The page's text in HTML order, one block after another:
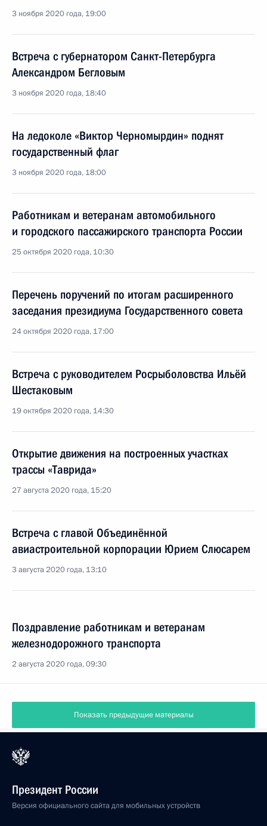
3 ноября 2020 года, 19:00
Встреча с губернатором Санкт-Петербурга
Александром Бегловым
3 ноября 2020 года, 18:40
На ледоколе «Виктор Черномырдин» поднят
государственный флаг
3 ноября 2020 года, 18:00
Работникам и ветеранам автомобильного
и городского пассажирского транспорта России
25 октября 2020 года, 10:30
Перечень поручений по итогам расширенного
заседания президиума Государственного совета
24 октября 2020 года, 17:00
Встреча с руководителем Росрыболовства Ильёй
Шестаковым
19 октября 2020 года, 14:30
Открытие движения на построенных участках
трассы «Таврида»
27 августа 2020 года, 15:20
Встреча с главой Объединённой
авиастроительной корпорации Юрием Слюсарем
3 августа 2020 года, 13:10
Поздравление работникам и ветеранам
железнодорожного транспорта
2 августа 2020 года, 09:30
Показать предыдущие материалы
Президент России
Версия официального сайта для мобильных устройств